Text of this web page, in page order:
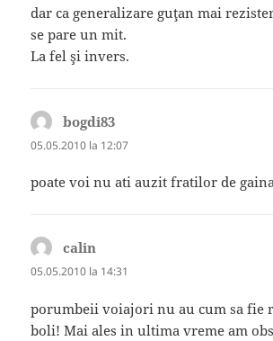
dar ca generalizare guţan mai
se pare un mit.
La fel şi invers.
bogdi83
05.05.2010 la 12:07
poate voi nu ati auzit fratilor de
calin
05.05.2010 la 14:31
porumbeii voiajori nu au cum sa fie
boli! Mai ales in ultima vreme am